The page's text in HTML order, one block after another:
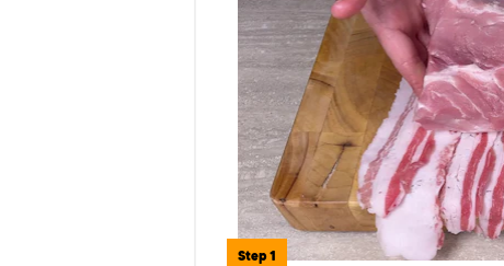
Step 1